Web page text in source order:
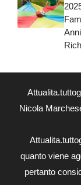
Nicola
quanto viene
pertanto